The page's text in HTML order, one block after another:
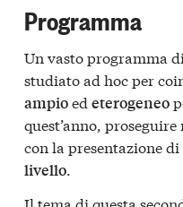
Programma
Un vasto programma di
studiato ad hoc per
ampioed eterogeneo
quest’anno, proseguire
con la presentazione di
livello.
Il tema di questa